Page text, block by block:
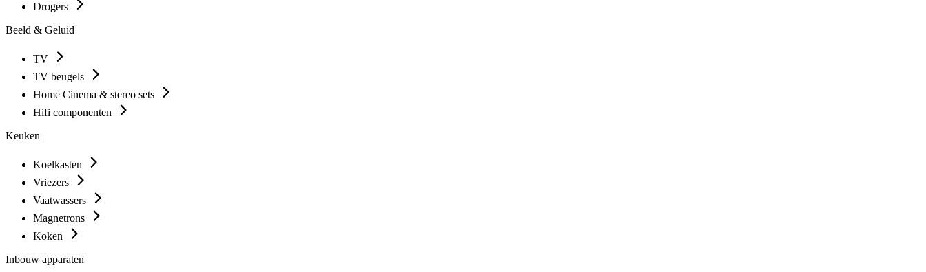
Drogers
Beeld & Geluid
TV
TV beugels
Home Cinema & stereo sets
Hifi componenten
Keuken
Koelkasten
Vriezers
Vaatwassers
Magnetrons
Koken
Inbouw apparaten